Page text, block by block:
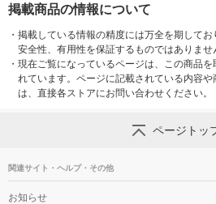
掲載商品の情報について
・ 掲載している情報の精度には万全を期してお
安全性、有用性を保証するものではありませ
・ 現在ご覧になっているページは、この商品
れています。ページに記載されている内容
は、直接各ストアにお問い合わせください。
ページトッ
関連サイト・ヘルプ・その他
お知らせ